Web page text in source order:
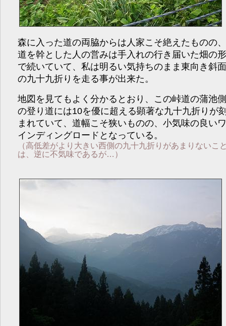
森に入った道の両脇からは人家こそ絶えたものの
道を幹とした人の営みは手入れの行き届いた畑の
で続いていて、私は明るい気持ちのまま東向き斜
の九十九折りを走る事が出来た。
地図を見てもよく分かるとおり、この峠道の蒲池
の登り道には10を優に超える顕著な九十九折りが
まれていて、道幅こそ狭いものの、小気味の良い
インディングロードとなっている。
（高低差がより大きい西側の九十九折りがあまりないこ
は、逆に不気味であるが…）